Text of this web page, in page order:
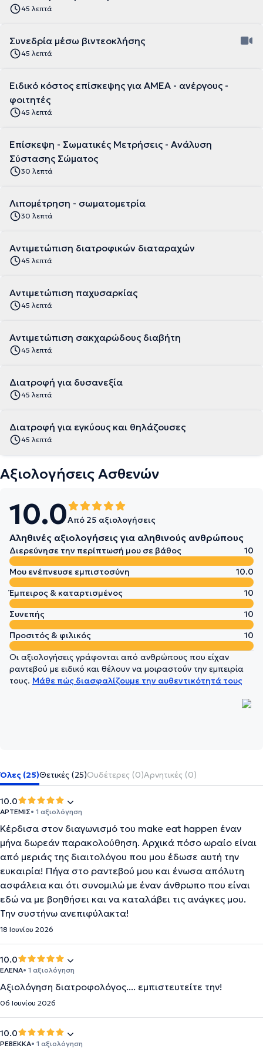
45 λεπτά
Συνεδρία μέσω βιντεοκλήσης
45 λεπτά
Ειδικό κόστος επίσκεψης για ΑΜΕΑ - ανέργους -
φοιτητές
45 λεπτά
Επίσκεψη - Σωματικές Μετρήσεις - Ανάλυση
Σύστασης Σώματος
30 λεπτά
Λιπομέτρηση - σωματομετρία
30 λεπτά
Αντιμετώπιση διατροφικών διαταραχών
45 λεπτά
Αντιμετώπιση παχυσαρκίας
45 λεπτά
Αντιμετώπιση σακχαρώδους διαβήτη
45 λεπτά
Διατροφή για δυσανεξία
45 λεπτά
Διατροφή για εγκύους και θηλάζουσες
45 λεπτά
Αξιολογήσεις Ασθενών
10.0Από 25 αξιολογήσεις
Αληθινές αξιολογήσεις για αληθινούς ανθρώπους
Διερεύνησε την περίπτωσή μου σε βάθος
10
Μου ενέπνευσε εμπιστοσύνη
10.0
Έμπειρος & καταρτισμένος
10
Συνεπής
10
Προσιτός & φιλικός
10
Οι αξιολογήσεις γράφονται από ανθρώπους που είχαν
ραντεβού με ειδικό και θέλουν να μοιραστούν την εμπειρία
τους. Μάθε πώς διασφαλίζουμε την αυθεντικότητά τους
Όλες (25)Θετικές (25)Ουδέτερες (0)Αρνητικές (0)
10.0
ΑΡΤΕΜΙΣ• 1 αξιολόγηση
Κέρδισα στον διαγωνισμό του make eat happen έναν
μήνα δωρεάν παρακολούθηση. Αρχικά πόσο ωραίο είναι
από μεριάς της διαιτολόγου που μου έδωσε αυτή την
ευκαιρία! Πήγα στο ραντεβού μου και ένωσα απόλυτη
ασφάλεια και ότι συνομιλώ με έναν άνθρωπο που είναι
εδώ να με βοηθήσει και να καταλάβει τις ανάγκες μου.
Την συστήνω ανεπιφύλακτα!
18 Ιουνίου 2026
10.0
ΕΛΕΝΑ• 1 αξιολόγηση
Αξιολόγηση διατροφολόγος.... εμπιστευτείτε την!
06 Ιουνίου 2026
10.0
ΡΕΒΕΚΚΑ• 1 αξιολόγηση